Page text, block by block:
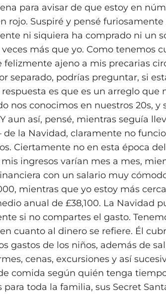
para avisar de que estoy en
rojo. Suspiré y pensé
ni siquiera ha comprado ni un
más que yo. Como tenemos
felizmente ajeno a mis precarias
separado, podrías preguntar, si
es que es un arreglo que
nos conocimos en nuestros 20s,
aun así, pensé, mientras seguía
de la Navidad, claramente no
Ciertamente no en esta época
ingresos varían mes a mes,
con un salario muy
mientras que yo estoy más
anual de £38,100. La Navidad
si no compartes el gasto.
cuanto al dinero se refiere. Él
gastos de los niños, además de
cenas, excursiones y así
comida según quién tenga
para toda la familia, sus Secret